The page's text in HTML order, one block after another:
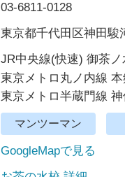
03-6811-0128
東京都千代田区神田駿
JR中央線(快速) 御茶
東京メトロ丸ノ内線
東京メトロ半蔵門線
マンツーマン
GoogleMapで見る